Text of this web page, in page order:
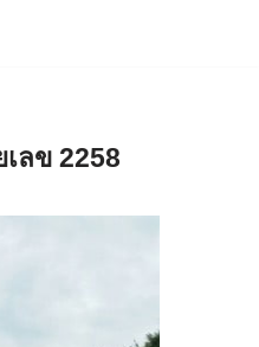
ลข 2258